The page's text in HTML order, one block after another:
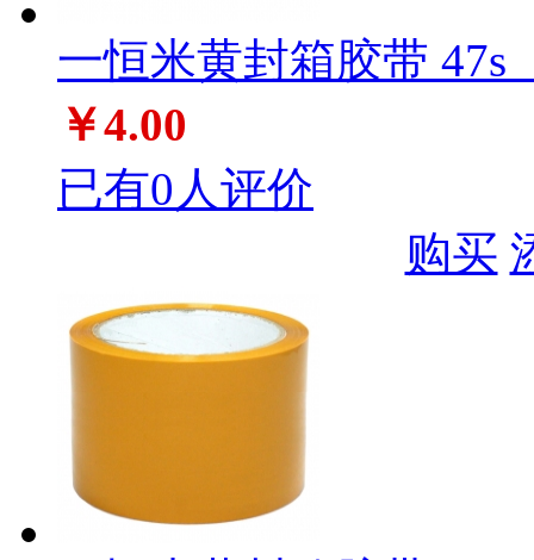
一恒米黄封箱胶带 47s
￥4.00
已有0人评价
购买